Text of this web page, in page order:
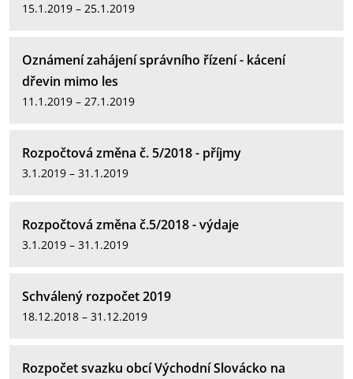
15.1.2019 – 25.1.2019
Oznámení zahájení správního řízení - kácení
dřevin mimo les
11.1.2019 – 27.1.2019
Rozpočtová změna č. 5/2018 - příjmy
3.1.2019 – 31.1.2019
Rozpočtová změna č.5/2018 - výdaje
3.1.2019 – 31.1.2019
Schválený rozpočet 2019
18.12.2018 – 31.12.2019
Rozpočet svazku obcí Východní Slovácko na